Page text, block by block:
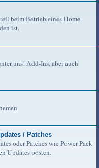
beim Betrieb eines Home
ist.
uns! Add-Ins, aber auch
/ Patches
oder Patches wie Power Pack
Updates posten.